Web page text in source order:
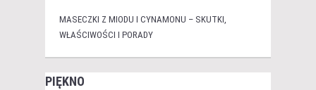
MASECZKI Z MIODU I CYNAMONU – SKUTKI,
WŁAŚCIWOŚCI I PORADY
PIĘKNO